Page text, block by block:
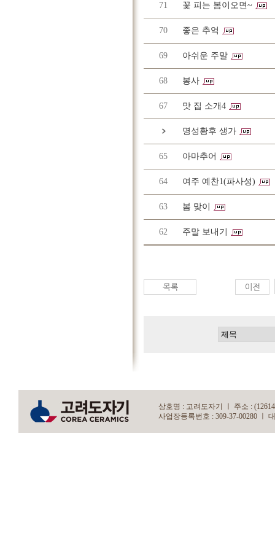
71 꽃 피는 봄이오면~
70 좋은 추억
69 아쉬운 주말
68 봉사
67 맛 집 소개4
명성황후 생가
65 아마추어
64 여주 예찬1(파사성)
63 봄 맞이
62 주말 보내기
상호명 : 고려도자기 ㅣ 주소 :
사업장등록번호 : 309-37-00280 ㅣ